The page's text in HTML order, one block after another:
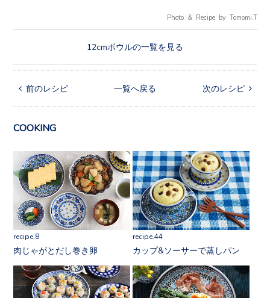
Photo & Recipe by Tomomi.T
12cmボウルの一覧を見る
 前のレシピ 一覧へ戻る 次のレシピ 
COOKING
recipe.8
肉じゃがとだし巻き卵
recipe.44
カップ&ソーサーで蒸しパン